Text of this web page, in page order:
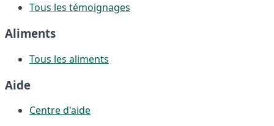
Tous les témoignages
Aliments
Tous les aliments
Aide
Centre d'aide